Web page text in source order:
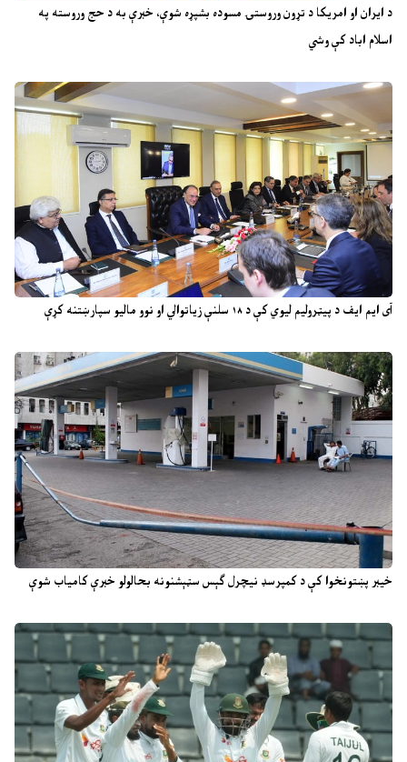
د ایران او امریکا د تړون وروستۍ مسوده بشپړه شوې، خبرې به د حج وروسته په
اسلام اباد کې وشي
آی ایم ایف د پیټرولیم لیوي کې د ۱۸ سلنې زیاتوالي او نوو مالیو سپارښتنه کړې
خیبر پښتونخوا کې د کمپرسډ نیچرل ګېس سټېشنونه بحالولو خبرې کامیاب شوې